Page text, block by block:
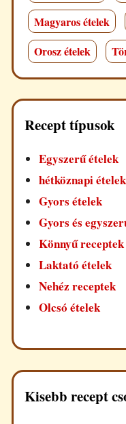
Magyaros ételek
Orosz ételek
Recept típusok
Egyszerű ételek
hétköznapi ételek
Gyors ételek
Gyors és
Könnyű receptek
Laktató ételek
Nehéz receptek
Olcsó ételek
Kisebb recept